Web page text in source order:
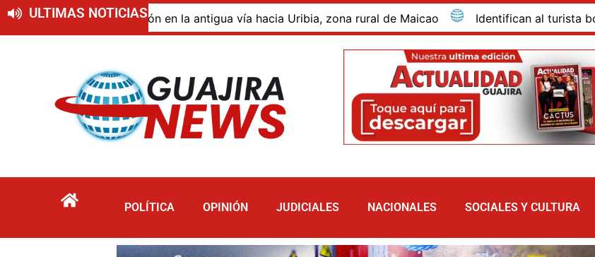
ULTIMAS NOTICIAS
de descomposición en la antigua vía hacia Uribia, zona rural de Maicao Identifican al turista
POLÍTICA OPINIÓN JUDICIALES NACIONALES SOCIALES Y CULTURA